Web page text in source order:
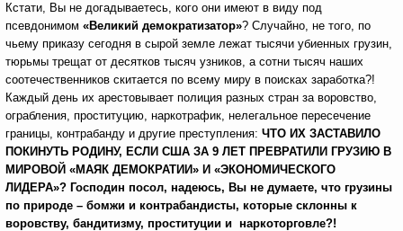
Кстати, Вы не догадываетесь, кого они имеют в виду под
псевдонимом «Великий демократизатор»? Случайно, не того, по
чьему приказу сегодня в сырой земле лежат тысячи убиенных грузин,
тюрьмы трещат от десятков тысяч узников, а сотни тысяч наших
соотечественников скитается по всему миру в поисках заработка?!
Каждый день их арестовывает полиция разных стран за воровство,
ограбления, проституцию, наркотрафик, нелегальное пересечение
границы, контрабанду и другие преступления: ЧТО ИХ ЗАСТАВИЛО
ПОКИНУТЬ РОДИНУ, ЕСЛИ США ЗА 9 ЛЕТ ПРЕВРАТИЛИ ГРУЗИЮ В
МИРОВОЙ «МАЯК ДЕМОКРАТИИ» И «ЭКОНОМИЧЕСКОГО
ЛИДЕРА»? Господин посол, надеюсь, Вы не думаете, что грузины
по природе – бомжи и контрабандисты, которые склонны к
воровству, бандитизму, проституции и наркоторговле?!